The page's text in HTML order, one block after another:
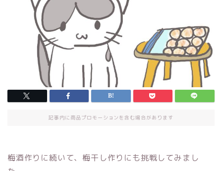
記事内に商品プロモーションを含む場合があります
梅酒作りに続いて、梅干し作りにも挑戦してみまし